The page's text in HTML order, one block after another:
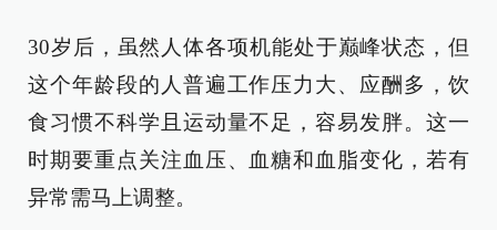
30岁后，虽然人体各项机能处于巅峰状态，但
这个年龄段的人普遍工作压力大、应酬多，饮
食习惯不科学且运动量不足，容易发胖。这一
时期要重点关注血压、血糖和血脂变化，若有
异常需马上调整。